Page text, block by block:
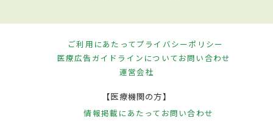
ご利用にあたってプライバシーポリシー
医療広告ガイドラインについてお問い合わせ
運営会社
【医療機関の方】
情報掲載にあたって お問い合わせ